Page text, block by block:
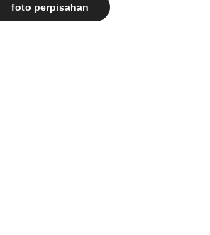
foto perpisahan